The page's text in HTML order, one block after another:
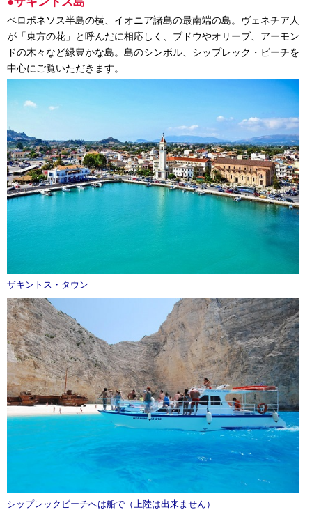
ペロポネソス半島の横、イオニア諸島の最南端の島。ヴェネチア人
が「東方の花」と呼んだに相応しく、ブドウやオリーブ、アーモン
ドの木々など緑豊かな島。島のシンボル、シップレック・ビーチを
中心にご覧いただきます。
ザキントス・タウン
シップレックビーチへは船で（上陸は出来ません）